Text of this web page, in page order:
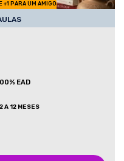
+1 PARA UM AMIGO
EAD
2 A 12 MESES